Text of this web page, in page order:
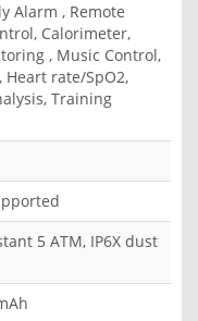
Alarm , Remote
Calorimeter,
, Music Control,
Heart rate/SpO2,
Training
5 ATM, IP6X dust